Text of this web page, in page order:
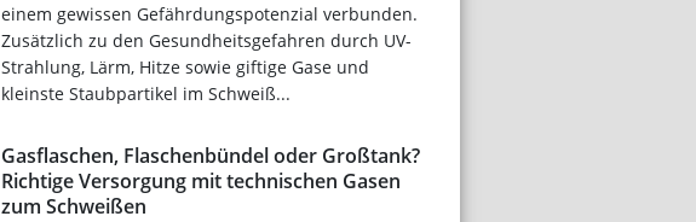
einem gewissen Gefährdungspotenzial verbunden.
Zusätzlich zu den Gesundheitsgefahren durch UV-
Strahlung, Lärm, Hitze sowie giftige Gase und
kleinste Staubpartikel im Schweiß...
Gasflaschen, Flaschenbündel oder Großtank?
Richtige Versorgung mit technischen Gasen
zum Schweißen